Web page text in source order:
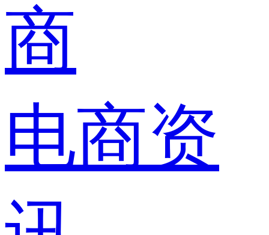
商
电商资